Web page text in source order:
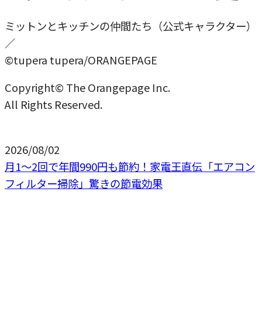
ミットンとキッチンの仲間たち（公式キャラクター）
／
©tupera tupera/ORANGEPAGE
Copyright© The Orangepage Inc.
All Rights Reserved.
2026/08/02
月1〜2回で年間990円も節約！家電王直伝「エアコン
フィルター掃除」驚きの節電効果